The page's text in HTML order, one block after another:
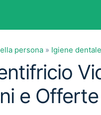
persona » Igiene dentale
e